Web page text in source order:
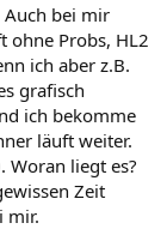
Auch bei mir
ohne Probs, HL2
ich aber z.B.
grafisch
ich bekomme
läuft weiter.
Woran liegt es?
Zeit
mir.